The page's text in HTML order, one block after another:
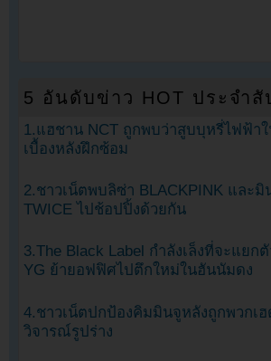
5 อันดับข่าว HOT ประจำสั
1.แฮชาน NCT ถูกพบว่าสูบบุหรี่ไฟฟ้า
เบื้องหลังฝึกซ้อม
2.ชาวเน็ตพบลิซ่า BLACKPINK และมิ
TWICE ไปช้อปปิ้งด้วยกัน
3.The Black Label กำลังเล็งที่จะแยก
YG ย้ายอฟฟิศไปตึกใหม่ในฮันนัมดง
4.ชาวเน็ตปกป้องคิมมินจูหลังถูกพวกเฮ
วิจารณ์รูปร่าง